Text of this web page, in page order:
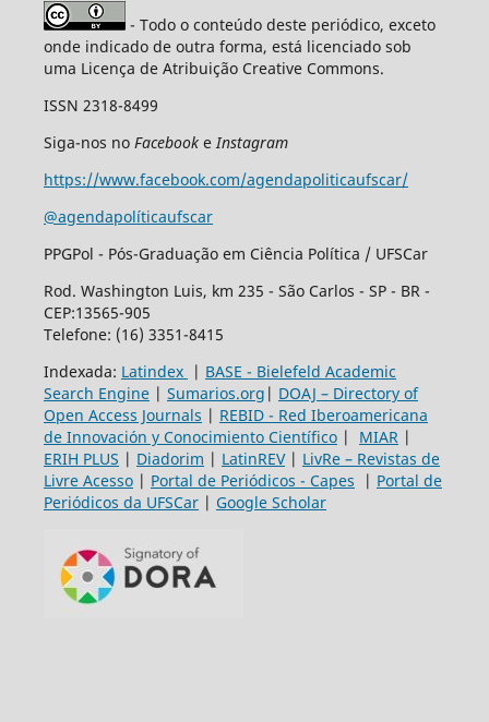
- Todo o conteúdo deste periódico, exceto
onde indicado de outra forma, está licenciado sob
uma Licença de Atribuição Creative Commons.
ISSN 2318-8499
Siga-nos no Facebook eInstagram
https://www.facebook.com/agendapoliticaufscar/
@agendapolíticaufscar
PPGPol - Pós-Graduação em Ciência Política / UFSCar
Rod. Washington Luis, km 235 - São Carlos - SP - BR -
CEP:13565-905
Telefone: (16) 3351-8415
Indexada: Latindex | BASE - Bielefeld Academic
Search Engine| Sumarios.org | DOAJ – Directory of
Open Access Journals | REBID - Red Iberoamericana
de Innovación y Conocimiento Científico| MIAR|
ERIH PLUS | Diadorim | LatinREV| LivRe – Revistas de
Livre Acesso| Portal de Periódicos - Capes | Portal de
Periódicos da UFSCar| Google Scholar